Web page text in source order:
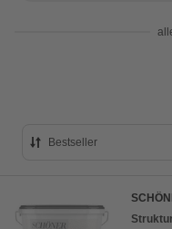
Bestseller
Preis aufsteigend